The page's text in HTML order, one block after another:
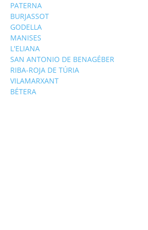
PATERNA
BURJASSOT
GODELLA
MANISES
L'ELIANA
SAN ANTONIO DE BENAGÉBER
RIBA-ROJA DE TÚRIA
VILAMARXANT
BÉTERA